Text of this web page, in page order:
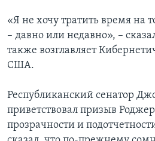
«Я не хочу тратить время на
– давно или недавно», –
также возглавляет
США.
Республиканский сенатор
приветствовал призыв
прозрачности и